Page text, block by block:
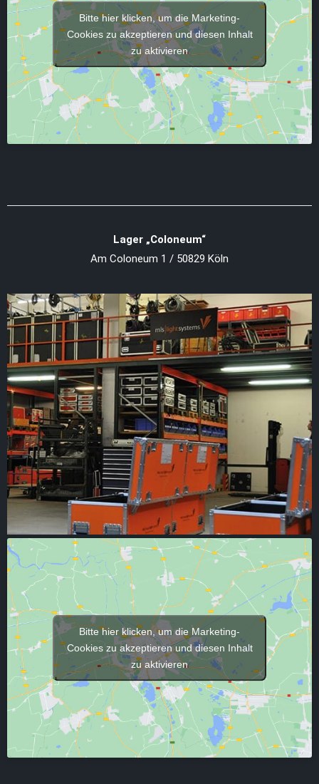
Bitte hier klicken, um die Marketing-
Cookies zu akzeptieren und diesen Inhalt
zu aktivieren
Lager „Coloneum“
Am Coloneum 1 / 50829 Köln
Bitte hier klicken, um die Marketing-
Cookies zu akzeptieren und diesen Inhalt
zu aktivieren